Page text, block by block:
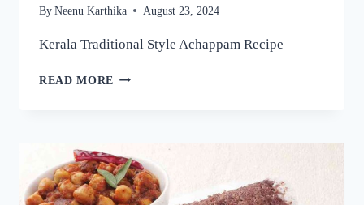
By Neenu Karthika August 23, 2024
Kerala Traditional Style Achappam Recipe
READ MORE അരി
കറുമുറെ
തിന്നാൻ
രുചിയൂറും